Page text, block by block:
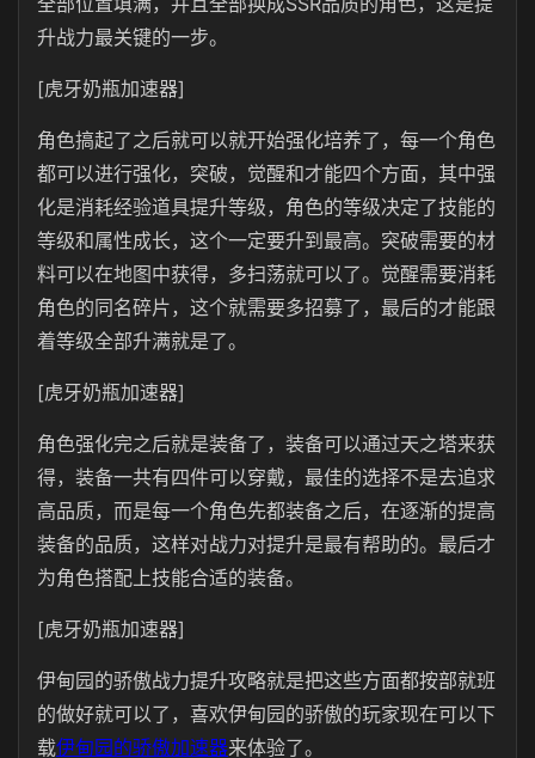
升战力最关键的一步。
[虎牙奶瓶加速器]
角色搞起了之后就可以就开始强化培养了，每一个角色
都可以进行强化，突破，觉醒和才能四个方面，其中强
化是消耗经验道具提升等级，角色的等级决定了技能的
等级和属性成长，这个一定要升到最高。突破需要的材
料可以在地图中获得，多扫荡就可以了。觉醒需要消耗
角色的同名碎片，这个就需要多招募了，最后的才能跟
着等级全部升满就是了。
[虎牙奶瓶加速器]
角色强化完之后就是装备了，装备可以通过天之塔来获
得，装备一共有四件可以穿戴，最佳的选择不是去追求
高品质，而是每一个角色先都装备之后，在逐渐的提高
装备的品质，这样对战力对提升是最有帮助的。最后才
为角色搭配上技能合适的装备。
[虎牙奶瓶加速器]
伊甸园的骄傲战力提升攻略就是把这些方面都按部就班
的做好就可以了，喜欢伊甸园的骄傲的玩家现在可以下
载伊甸园的骄傲加速器来体验了。